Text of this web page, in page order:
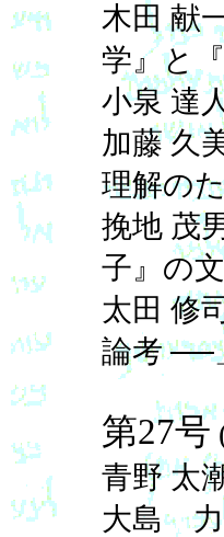
木田 献
学』と
小泉 達
加藤 久
理解の
挽地 茂
子』の
太田 修
論考 ──
第27号
青野 太
大島 力